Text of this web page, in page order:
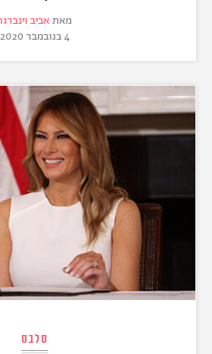
מאת אביב
4 בנובמבר 2020
סלבס